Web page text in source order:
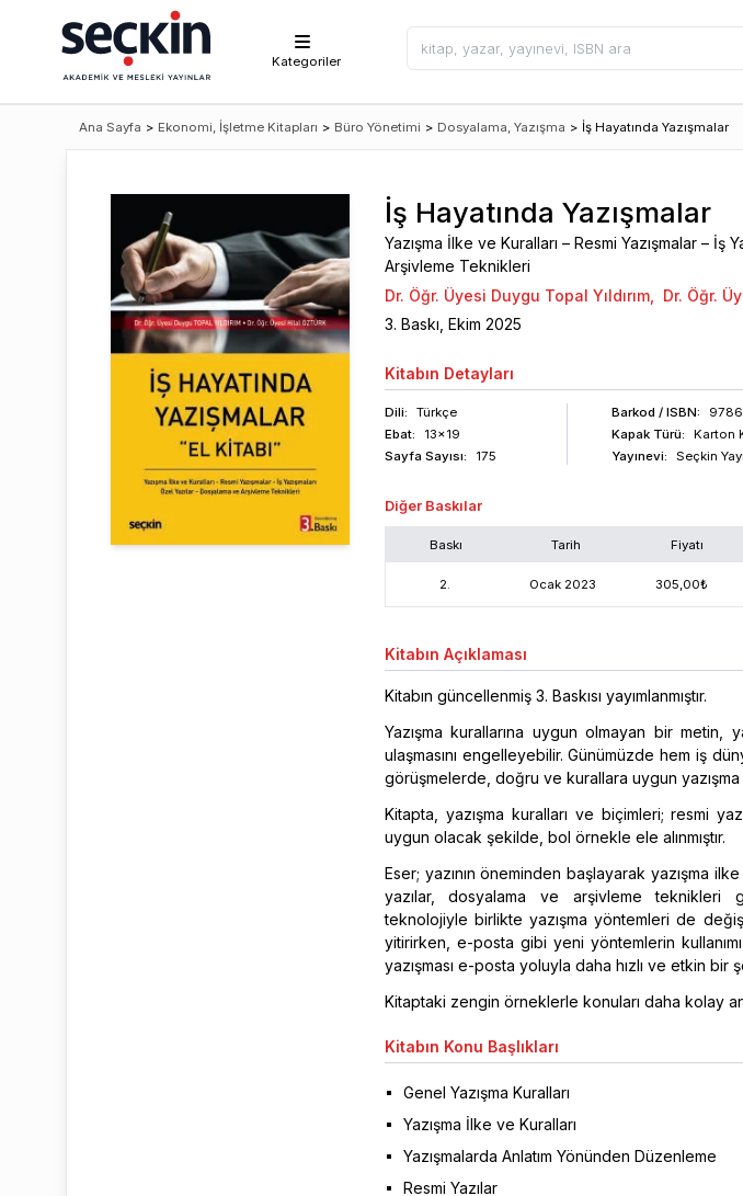
Kategoriler
Ana Sayfa > Ekonomi, İşletme Kitapları > Büro Yönetimi > Dosyalama, Yazışma > İş Hayatında Yazışmalar
İş Hayatında Yazışmalar
Yazışma İlke ve Kuralları – Resmi Yazışmalar – İş
Arşivleme Teknikleri
Dr. Öğr. Üyesi Duygu Topal Yıldırım,
Dr. Öğr.
3. Baskı, Ekim 2025
Kitabın Detayları
Dili:
Türkçe
Ebat:
13x19
Sayfa Sayısı: 175
Barkod / ISBN:
Kapak Türü:
Karton
Yayınevi:
Seçkin
Diğer Baskılar
Baskı Tarih Fiyatı
2. Ocak 2023 305,00₺
Kitabın Açıklaması
Kitabın güncellenmiş 3. Baskısı yayımlanmıştır.
Yazışma kurallarına uygun olmayan bir
ulaşmasını engelleyebilir. Günümüzde hem iş
görüşmelerde, doğru ve kurallara uygun yazışma
Kitapta, yazışma kuralları ve biçimleri; resmi
uygun olacak şekilde, bol örnekle ele alınmıştır.
Eser; yazının öneminden başlayarak yazışma
yazılar, dosyalama ve arşivleme teknikleri
teknolojiyle birlikte yazışma yöntemleri de
yitirirken, e-posta gibi yeni yöntemlerin
yazışması e-posta yoluyla daha hızlı ve etkin
Kitaptaki zengin örneklerle konuları daha kolay
Kitabın Konu Başlıkları
Genel Yazışma Kuralları
Yazışma İlke ve Kuralları
Yazışmalarda Anlatım Yönünden Düzenleme
Resmi Yazılar